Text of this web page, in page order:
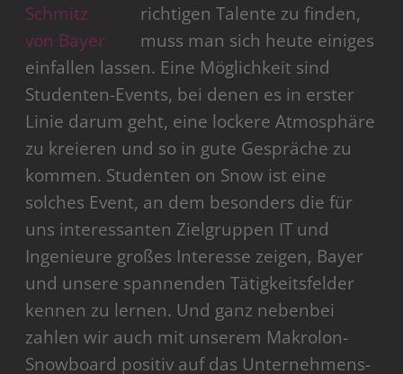
richtigen Talente zu finden,
muss man sich heute einiges
einfallen lassen. Eine Möglichkeit sind
Studenten-Events, bei denen es in erster
Linie darum geht, eine lockere Atmosphäre
zu kreieren und so in gute Gespräche zu
kommen. Studenten on Snow ist eine
solches Event, an dem besonders die für
uns interessanten Zielgruppen IT und
Ingenieure großes Interesse zeigen, Bayer
und unsere spannenden Tätigkeitsfelder
kennen zu lernen. Und ganz nebenbei
zahlen wir auch mit unserem Makrolon-
Snowboard positiv auf das Unternehmens-